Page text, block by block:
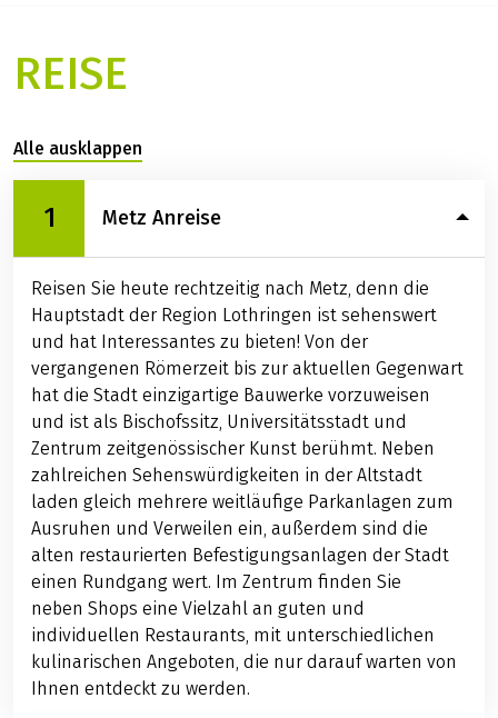
REISE
Alle ausklappen
1 Metz Anreise
Reisen Sie heute rechtzeitig nach Metz, denn die
Hauptstadt der Region Lothringen ist sehenswert
und hat Interessantes zu bieten! Von der
vergangenen Römerzeit bis zur aktuellen Gegenwart
hat die Stadt einzigartige Bauwerke vorzuweisen
und ist als Bischofssitz, Universitätsstadt und
Zentrum zeitgenössischer Kunst berühmt. Neben
zahlreichen Sehenswürdigkeiten in der Altstadt
laden gleich mehrere weitläufige Parkanlagen zum
Ausruhen und Verweilen ein, außerdem sind die
alten restaurierten Befestigungsanlagen der Stadt
einen Rundgang wert. Im Zentrum finden Sie
neben Shops eine Vielzahl an guten und
individuellen Restaurants, mit unterschiedlichen
kulinarischen Angeboten, die nur darauf warten von
Ihnen entdeckt zu werden.